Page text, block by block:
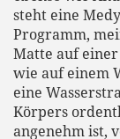
steht eine
Programm,
Matte auf einer
wie auf einem
eine
Körpers
angenehm ist,